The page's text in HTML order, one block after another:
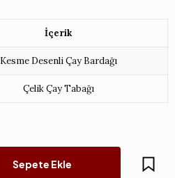
İçerik
Kesme Desenli Çay Bardağı
Çelik Çay Tabağı
Sepete Ekle